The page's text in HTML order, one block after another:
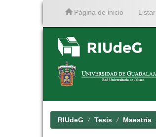
Página de inicio Listar
RIUdeG Tesis Maestría